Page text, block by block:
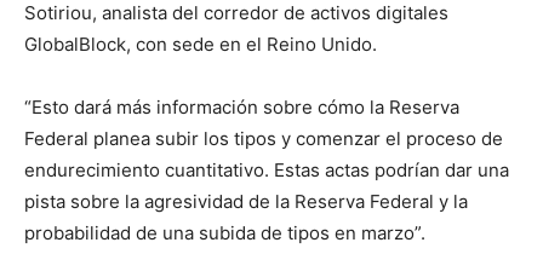
Sotiriou, analista del corredor de activos digitales
GlobalBlock, con sede en el Reino Unido.
“Esto dará más información sobre cómo la Reserva
Federal planea subir los tipos y comenzar el proceso de
endurecimiento cuantitativo. Estas actas podrían dar una
pista sobre la agresividad de la Reserva Federal y la
probabilidad de una subida de tipos en marzo”.